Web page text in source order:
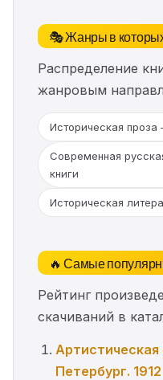
🎭 Жанры в
Распределение
жанровым
Историческая проза
Современная
книги
Историческая
🔥 Самые
Рейтинг
скачиваний в
Петербург. 1912